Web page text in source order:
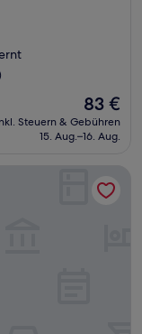
Der
Preis
beträgt
83 €
Steuern & Gebühren
15. Aug.–16. Aug.